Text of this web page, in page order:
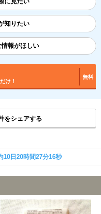
知りたい
報がほしい
け！
無料
をシェアする
10日20時間27分15秒